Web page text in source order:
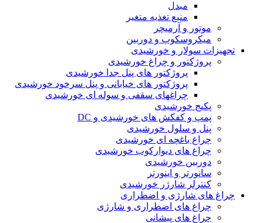
مبدل
منبع تغذیه متغیر
موتور و آرمیچر
میکروسکوپ و دوربین
تجهیزات سولار و خورشیدی
پروژکتور و چراغ خورشیدی
پروژکتور های پنل جدا خورشیدی
پروژکتور های خیابانی و پنل سرخود خورشیدی
چراغهای سقفی و سوله ای خورشیدی
پکیج خورشیدی
پمپ و کفکش های خورشیدی و DC
پنل و سلول خورشیدی
چراغ باغچه ای خورشیدی
چراغ های دیوارکوب خورشیدی
دوربین خورشیدی
سانورتر و اینورتر
کنترلر شارژر خورشیدی
چراغ های شارژی و اضطراری
چراغ های اضطراری و شارژی
چراغ های پیشانی